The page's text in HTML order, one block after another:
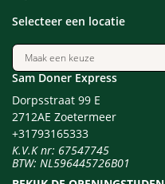
Selecteer een locatie
Maak een keuze
Sam Doner Express
Dorpsstraat 99 E
2712AE Zoetermeer
+31793165333
K.V.K nr: 67547745
BTW: NL596445726B01